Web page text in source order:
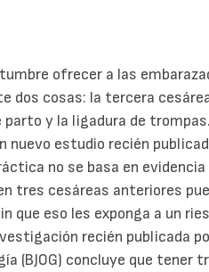
ofrecer a las
dos cosas: la tercera
parto y la ligadura de
nuevo estudio recién
no se basa en
tres cesáreas anteriores
que eso les exponga a un
recién publicada
(BJOG) concluye que tener